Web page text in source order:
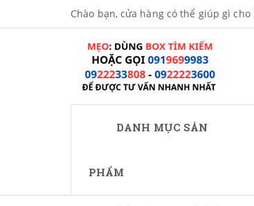
Chào bạn, cửa hàng có thể giúp gì cho
DANH MỤC SẢN
PHẨM